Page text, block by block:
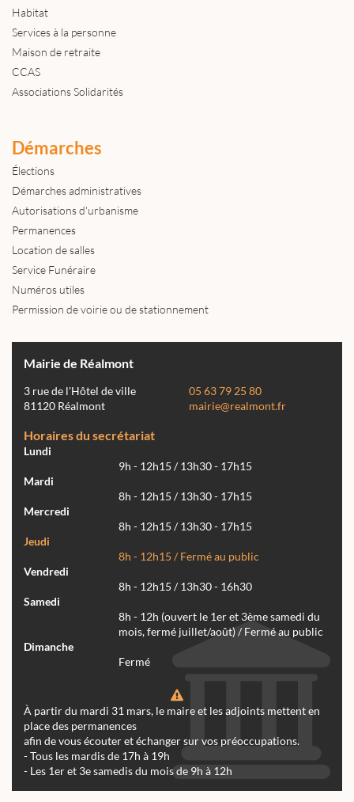
Habitat
Services à la personne
Maison de retraite
CCAS
Associations Solidarités
Démarches
Élections
Démarches administratives
Autorisations d'urbanisme
Permanences
Location de salles
Service Funéraire
Numéros utiles
Permission de voirie ou de stationnement
Mairie de Réalmont
3 rue de l'Hôtel de ville
81120 Réalmont
05 63 79 25 80
mairie@realmont.fr
Horaires du secrétariat
Lundi
9h - 12h15 / 13h30 - 17h15
Mardi
8h - 12h15 / 13h30 - 17h15
Mercredi
8h - 12h15 / 13h30 - 17h15
Jeudi
8h - 12h15 / Fermé au public
Vendredi
8h - 12h15 / 13h30 - 16h30
Samedi
8h - 12h (ouvert le 1er et 3ème samedi du
mois, fermé juillet/août) / Fermé au public
Dimanche
Fermé
À partir du mardi 31 mars, le maire et les adjoints mettent en
place des permanences
afin de vous écouter et échanger sur vos préoccupations.
- Tous les mardis de 17h à 19h
- Les 1er et 3e samedis du mois de 9h à 12h